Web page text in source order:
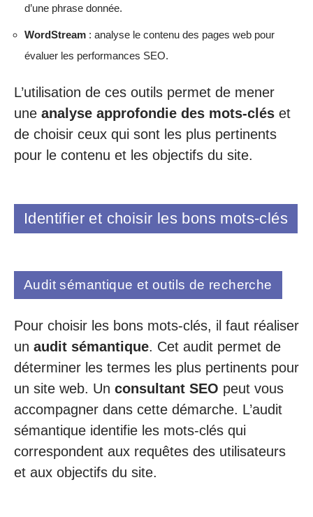
d’une phrase donnée.
WordStream : analyse le contenu des pages web pour
évaluer les performances SEO.
L’utilisation de ces outils permet de mener
une analyse approfondie des mots-clés et
de choisir ceux qui sont les plus pertinents
pour le contenu et les objectifs du site.
Identifier et choisir les bons mots-clés
Audit sémantique et outils de recherche
Pour choisir les bons mots-clés, il faut réaliser
un audit sémantique. Cet audit permet de
déterminer les termes les plus pertinents pour
un site web. Un consultant SEO peut vous
accompagner dans cette démarche. L’audit
sémantique identifie les mots-clés qui
correspondent aux requêtes des utilisateurs
et aux objectifs du site.